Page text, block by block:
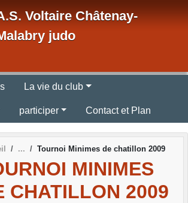
Voltaire Châtenay-
judo
La vie du club
participer Contact et Plan
Tournoi Minimes de chatillon 2009
MINIMES
CHATILLON 2009
des cookies